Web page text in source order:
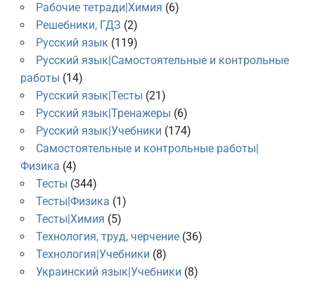
Рабочие тетради|Химия (6)
Решебники, ГДЗ (2)
Русский язык(119)
Русский язык|Самостоятельные и контрольные
работы (14)
Русский язык|Тесты (21)
Русский язык|Тренажеры (6)
Русский язык|Учебники (174)
Самостоятельные и контрольные работы|
Физика (4)
Тесты (344)
Тесты|Физика (1)
Тесты|Химия (5)
Технология, труд, черчение(36)
Технология|Учебники (8)
Украинский язык|Учебники (8)